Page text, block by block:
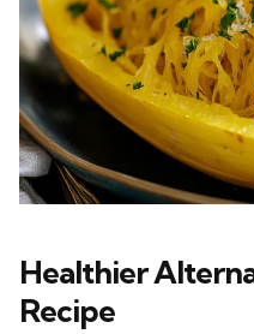
Healthier
Recipe